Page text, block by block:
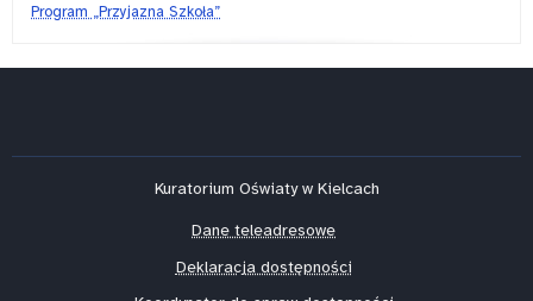
Program „Przyjazna Szkoła”
Kuratorium Oświaty w Kielcach
Dane teleadresowe
Deklaracja dostępności